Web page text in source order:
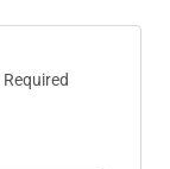
Required